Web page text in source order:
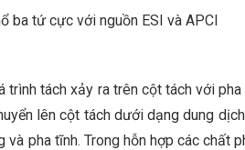
ba tứ cực với nguồn ESI và APCI
trình tách xảy ra trên cột tách với
lên cột tách dưới dạng dung
và pha tĩnh. Trong hỗn hợp các chất